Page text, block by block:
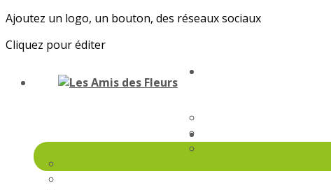
Ajoutez un logo, un bouton, des réseaux sociaux
Cliquez pour éditer